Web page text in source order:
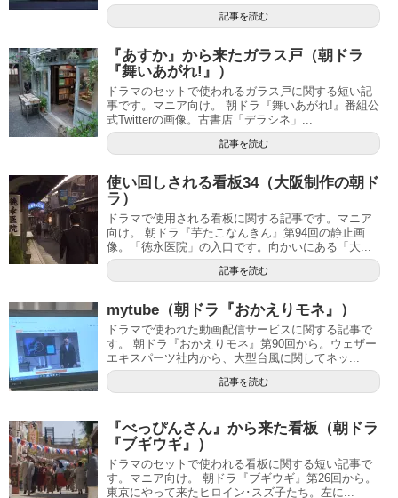
記事を読む
『あすか』から来たガラス戸（朝ドラ
『舞いあがれ!』）
ドラマのセットで使われるガラス戸に関する短い記
事です。マニア向け。 朝ドラ『舞いあがれ!』番組公
式Twitterの画像。古書店「デラシネ」...
記事を読む
使い回しされる看板34（大阪制作の朝ド
ラ）
ドラマで使用される看板に関する記事です。マニア
向け。 朝ドラ『芋たこなんきん』第94回の静止画
像。「徳永医院」の入口です。向かいにある「大...
記事を読む
mytube（朝ドラ『おかえりモネ』）
ドラマで使われた動画配信サービスに関する記事で
す。 朝ドラ『おかえりモネ』第90回から。ウェザー
エキスパーツ社内から、大型台風に関してネッ...
記事を読む
『べっぴんさん』から来た看板（朝ドラ
『ブギウギ』）
ドラマのセットで使われる看板に関する短い記事で
す。マニア向け。 朝ドラ『ブギウギ』第26回から。
東京にやって来たヒロイン･スズ子たち。左に...